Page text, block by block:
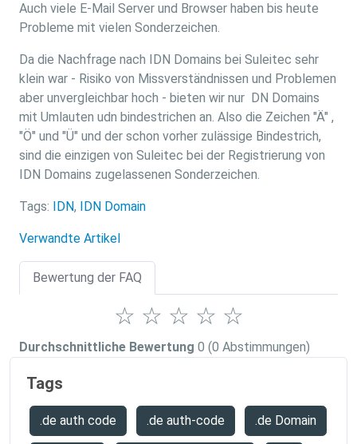
Auch viele E-Mail Server und Browser haben bis heute
Probleme mit vielen Sonderzeichen.
Da die Nachfrage nach IDN Domains bei Suleitec sehr
klein war - Risiko von Missverständnissen und Problemen
aber unvergleichbar hoch - bieten wir nur DN Domains
mit Umlauten udn bindestrichen an. Also die Zeichen "Ä" ,
"Ö" und "Ü" und der schon vorher zulässige Bindestrich,
sind die einzigen von Suleitec bei der Registrierung von
IDN Domains zugelassenen Sonderzeichen.
Tags: IDN, IDN Domain
Verwandte Artikel
Bewertung der FAQ
☆
☆
☆
☆
☆
Durchschnittliche Bewertung 0 (0 Abstimmungen)
Tags
.de auth code .de auth-code .de Domain